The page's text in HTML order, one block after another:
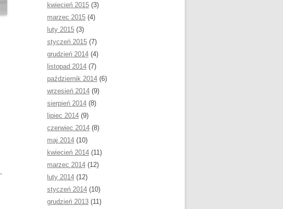
kwiecień 2015(3)
marzec 2015(4)
luty 2015(3)
styczeń 2015(7)
grudzień 2014(4)
listopad 2014(7)
październik 2014(6)
wrzesień 2014(9)
sierpień 2014(8)
lipiec 2014(9)
czerwiec 2014(8)
maj 2014(10)
kwiecień 2014(11)
marzec 2014(12)
luty 2014(12)
styczeń 2014(10)
grudzień 2013(11)